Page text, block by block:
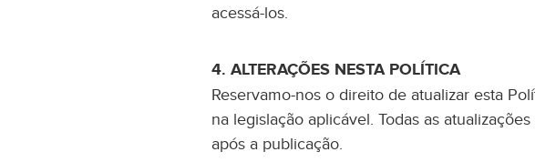
acessá-los.
ALTERAÇÕES NESTA POLÍTICA
Reservamo-nos o direito de atualizar esta
na legislação aplicável. Todas as
após a publicação.